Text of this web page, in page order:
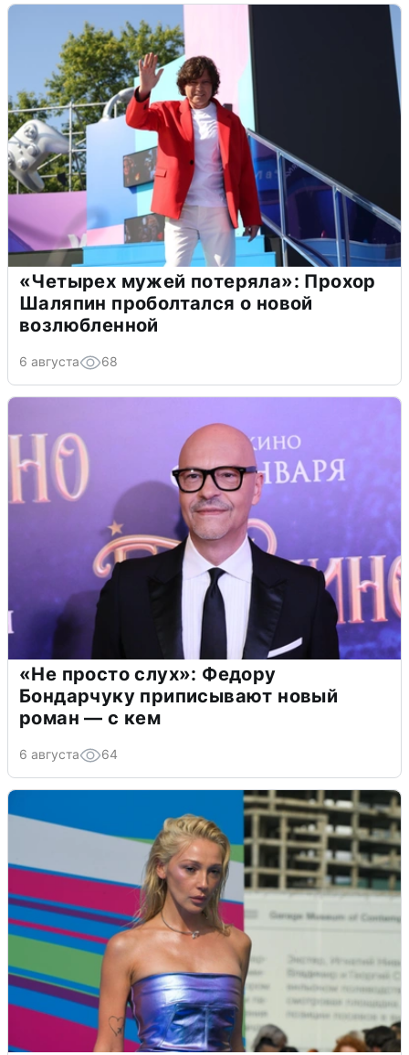
«Четырех мужей потеряла»: Прохор
Шаляпин проболтался о новой
возлюбленной
6 августа 68
«Не просто слух»: Федору
Бондарчуку приписывают новый
роман — с кем
6 августа 64